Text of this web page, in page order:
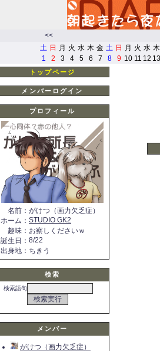
<<
土 日 月 火 水 木 金 土 日 月 火 水 木
1
2 3 4 5 6 7 8 9 10 11 12 13
トップページ
メンバーログイン
プロフィール
名前 ： がけつ（画力欠乏症）
ホーム ： STUDIO GK2
趣味 ： お察しくださいｗ
誕生日 ： 8/22
出身地 ： ちきう
検索
検索語句
メンバー
がけつ（画力欠乏症）